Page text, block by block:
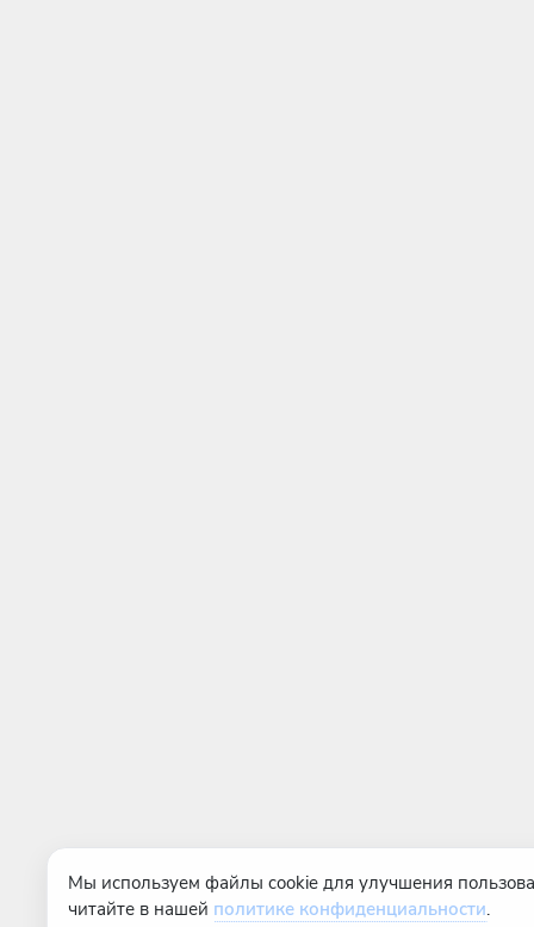
Мы используем файлы cookie для улучшения
читайте в нашей политике конфиденциальности.